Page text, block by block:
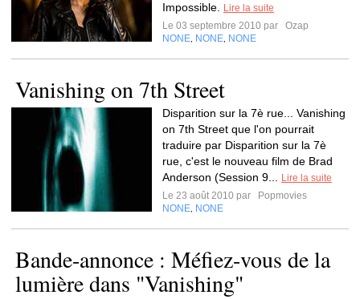
Impossible.
Lire la suite
Le 03 septembre 2010 par
Ozap
NONE NONE NONE
Vanishing on 7th Street
Disparition sur la 7è rue... Vanishing
on 7th Street que l'on pourrait
traduire par Disparition sur la 7è
rue, c'est le nouveau film de Brad
Anderson (Session 9...
Lire la suite
Le 23 août 2010 par
Popmovies
NONE NONE
Bande-annonce : Méfiez-vous de la
lumière dans "Vanishing"